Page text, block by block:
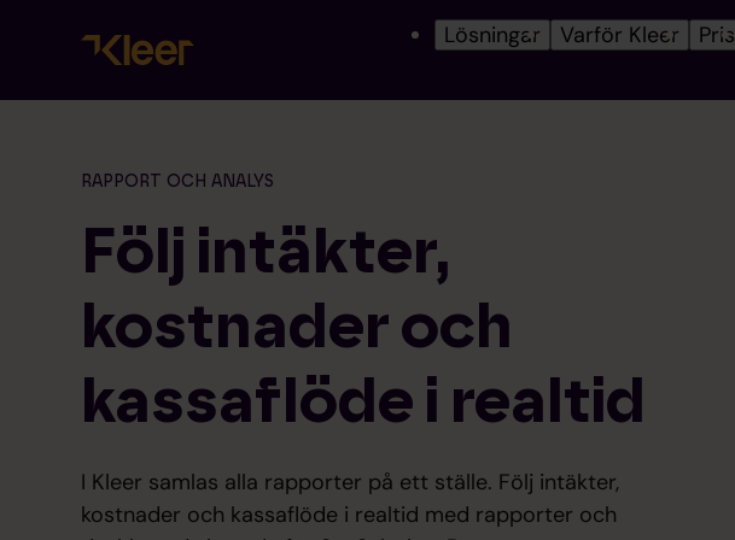
Lösningar Varför Kleer Pris
RAPPORT OCH ANALYS
Följ intäkter,
kostnader och
kassaflöde i realtid
I Kleer samlas alla rapporter på ett ställe. Följ intäkter,
kostnader och kassaflöde i realtid med rapporter och